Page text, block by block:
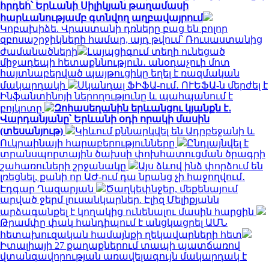
հրդեհ՝ Երևանի Սիլիկյան թաղամասի
հարևանությամբ գտնվող աղբավայրում
Կոբախիձե. Վրաստանի դռները բաց են բոլոր
զբոսաշրջիկների համար, այդ թվում՝ Ռուսաստանից
ժամանածների
Լայպցիգում տեղի ունեցած
միջադեպի հետաքննություն․ անօդաչուի մոտ
հայտնաբերված պայթուցիկը եղել է ռազմական
մակարդակի
Սկանդալ ՖԻՖԱ-ում․ ՈՒԵՖԱ-ն մերժել է
Ինֆանտինոյի ներողությունը և պահպանում է
բոյկոտը
Զոհասեղանին երևանցու կյանքն է․
Վարդանյանը՝ Երևանի օդի որակի մասին
(տեսանյութ)
Կիևում քննարկվել են Ադրբեջանի և
Ուկրաինայի հարաբերությունները
Ընդլայնվել է
տրանսպորտային ծախսի փոխհատուցման ծրագրի
շահառուների շրջանակը
Այս ձևով ինձ փորձում են
լռեցնել, քանի որ ԱԺ-ում դա նրանց չի հաջողվում․
Էդգար Ղազարյան
Ծաղկեփնջեր, մեքենայում
արված ջերմ լուսանկարներ. Էլիզ Մելիքյանն
արձագանքել է կողակից ունենալու մասին հարցին
Թրամփը փակ հանդիպում է անցկացրել ԱՄՆ
հետախուզական համայնքի ղեկավարների հետ
Իտալիայի 27 քաղաքներում տապի պատճառով
վտանգավորության առավելագույն մակարդակ է